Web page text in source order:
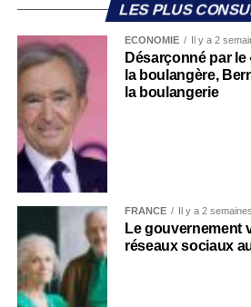
LES PLUS
ECONOMIE Il y a 2
Désarçonné par le
la boulangère,
la boulangerie
FRANCE Il y a 2 semaines
Le gouvernement
réseaux sociaux